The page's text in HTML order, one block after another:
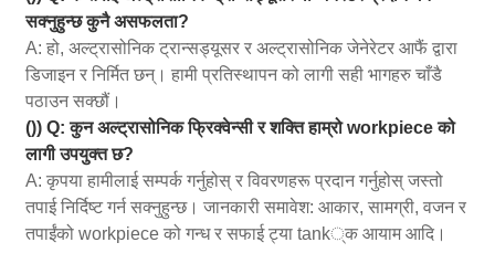
सक्नुहुन्छ कुनै असफलता?
A: हो, अल्ट्रासोनिक ट्रान्सड्यूसर र अल्ट्रासोनिक जेनेरेटर आफैं द्वारा
डिजाइन र निर्मित छन्। हामी प्रतिस्थापन को लागी सही भागहरु चाँडै
पठाउन सक्छौं।
()) Q: कुन अल्ट्रासोनिक फ्रिक्वेन्सी र शक्ति हाम्रो workpiece को
लागी उपयुक्त छ?
A: कृपया हामीलाई सम्पर्क गर्नुहोस् र विवरणहरू प्रदान गर्नुहोस् जस्तो
तपाई निर्दिष्ट गर्न सक्नुहुन्छ। जानकारी समावेश: आकार, सामग्री, वजन र
तपाईंको workpiece को गन्ध र सफाई ट्या tank्क आयाम आदि।